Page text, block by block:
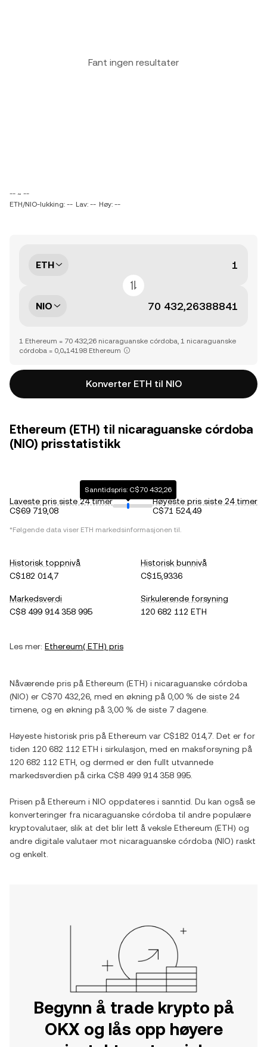
Fant ingen resultater
-- ~ --
ETH/NIO-lukking: -- Lav: -- Høy: --
ETH
NIO
1 Ethereum = 70 432,26 nicaraguanske córdoba, 1 nicaraguanske
córdoba = 0,0₄14198 Ethereum
Konverter ETH til NIO
Ethereum (ETH) til nicaraguanske córdoba
(NIO) prisstatistikk
Laveste pris siste 24 timer
C$69 719,08
Sanntidspris: C$70 432,26
Høyeste pris siste 24 timer
C$71 524,49
*Følgende data viser ETH markedsinformasjonen til.
Historisk toppnivå
C$182 014,7
Historisk bunnivå
C$15,9336
Markedsverdi
C$8 499 914 358 995
Sirkulerende forsyning
120 682 112 ETH
Les mer: Ethereum( ETH) pris
Nåværende pris på Ethereum (ETH) i nicaraguanske córdoba
(NIO) er C$70 432,26 , med en økning på 0,00 % de siste 24
timene, og en økning på 3,00 % de siste 7 dagene.
Høyeste historisk pris på Ethereum var C$182 014,7 . Det er for
tiden 120 682 112 ETH i sirkulasjon, med en maksforsyning på
120 682 112 ETH , og dermed er den fullt utvannede
markedsverdien på cirka C$8 499 914 358 995
Prisen på Ethereum i NIO oppdateres i sanntid. Du kan også se
konverteringer fra nicaraguanske córdoba til andre populære
kryptovalutaer, slik at det blir lett å veksle Ethereum (ETH) og
andre digitale valutaer mot nicaraguanske córdoba (NIO) raskt
og enkelt.
Begynn å trade krypto på
OKX og lås opp høyere